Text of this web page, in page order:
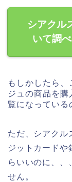
シアクル
いて調
もしかしたら
ジュの商品を
覧になっている
ただ、シアクル
ジットカードや
らいいのに、、
せん。